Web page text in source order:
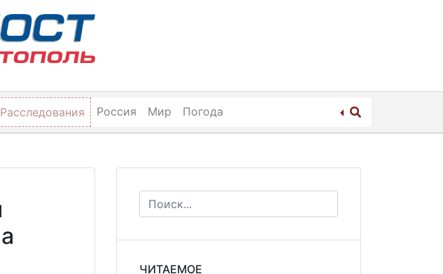
Расследования Россия Мир Погода
ЧИТАЕМОЕ